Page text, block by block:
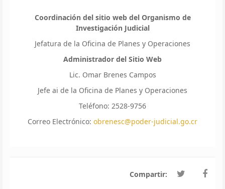
Coordinación del sitio web del Organismo de
Investigación Judicial
Jefatura de la Oficina de Planes y Operaciones
Administrador del Sitio Web
Lic. Omar Brenes Campos
Jefe ai de la Oficina de Planes y Operaciones
Teléfono: 2528-9756
Correo Electrónico: obrenesc@poder-judicial.go.cr
Compartir: